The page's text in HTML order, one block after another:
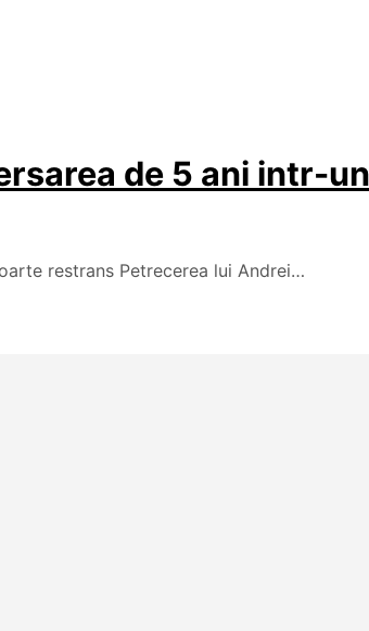
de 5 ani intr-
restrans Petrecerea lui Andrei…